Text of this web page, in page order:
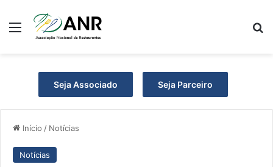
Menu
Seja Associado Seja Parceiro
Início / Notícias
Notícias